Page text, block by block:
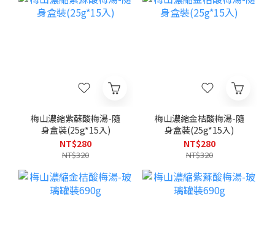
梅山濃縮紫蘇酸梅湯-隨
身盒裝(25g*15入)
NT$280
NT$320
梅山濃縮金桔酸梅湯-隨
身盒裝(25g*15入)
NT$280
NT$320